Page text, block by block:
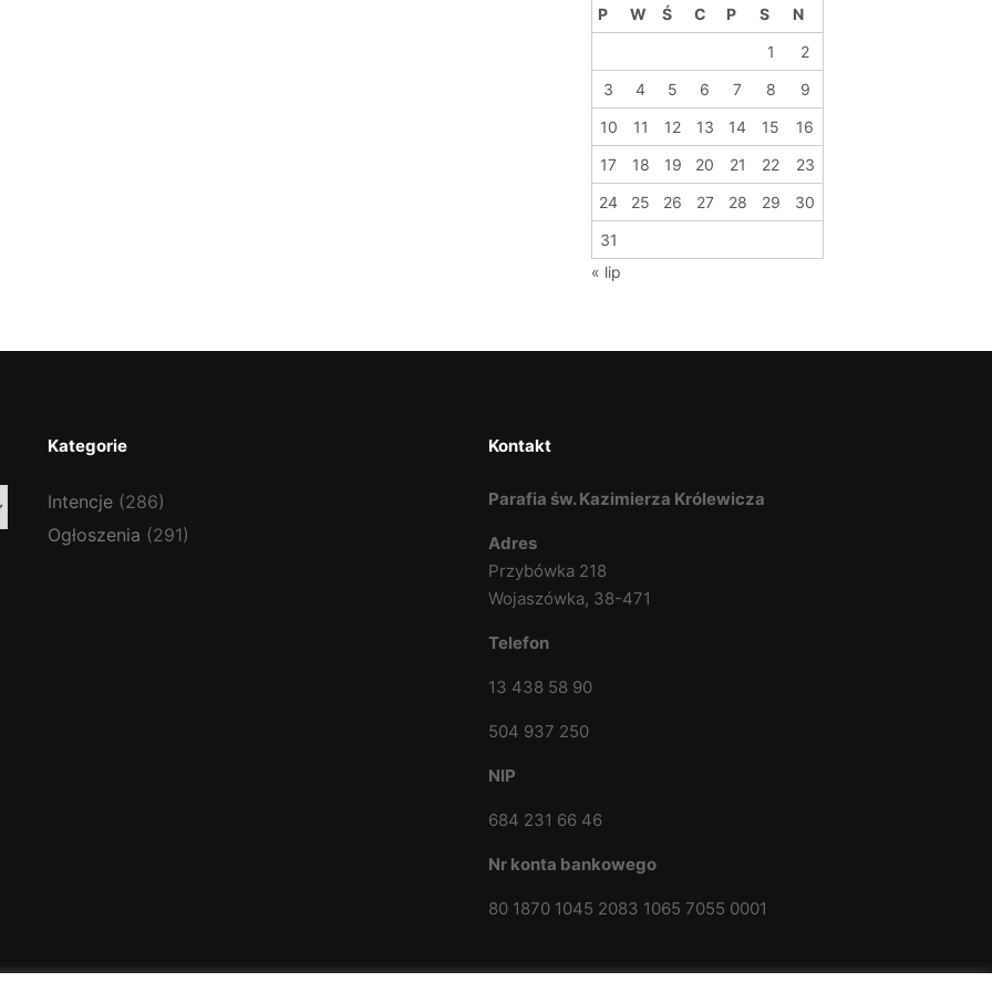
P W Ś C P S
N
1
2
3
4 5 6 7 8
9
10
11 12 13 14 15
16
17
18 19 20 21 22
23
24
25 26 27 28 29
30
31
« lip
Kategorie
Intencje(286)
Ogłoszenia (291)
Kontakt
Parafia św. Kazimierza Królewicza
Adres
Przybówka 218
Wojaszówka, 38-471
Telefon
13 438 58 90
504 937 250
NIP
684 231 66 46
Nr konta bankowego
80 1870 1045 2083 1065 7055 0001